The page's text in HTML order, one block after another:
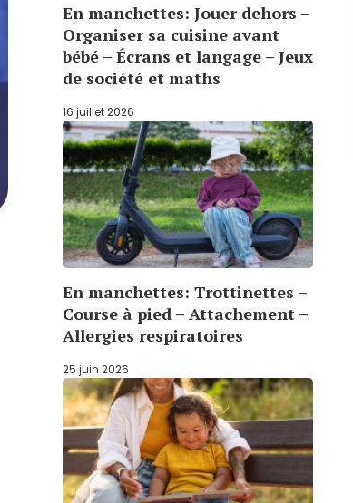
En manchettes: Jouer dehors –
Organiser sa cuisine avant
bébé – Écrans et langage – Jeux
de société et maths
16 juillet 2026
En manchettes: Trottinettes –
Course à pied – Attachement –
Allergies respiratoires
25 juin 2026